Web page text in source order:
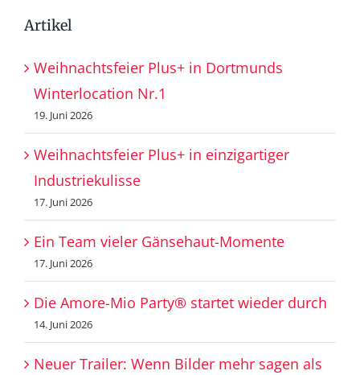
Artikel
Weihnachtsfeier Plus+ in Dortmunds
Winterlocation Nr.1
19. Juni 2026
Weihnachtsfeier Plus+ in einzigartiger
Industriekulisse
17. Juni 2026
Ein Team vieler Gänsehaut-Momente
17. Juni 2026
Die Amore-Mio Party® startet wieder durch
14. Juni 2026
Neuer Trailer: Wenn Bilder mehr sagen als